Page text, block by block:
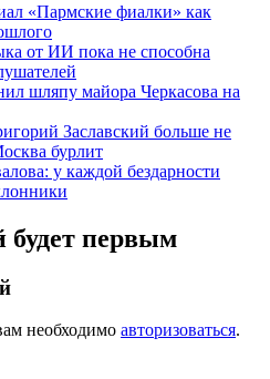
«Пармские фиалки» как
от ИИ пока не способна
шляпу майора Черкасова на
Заславский больше не
бурлит
у каждой бездарности
первым
необходимо авторизоваться.